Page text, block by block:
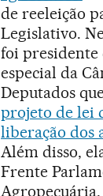
de reeleição
Legislativo.
foi presidente
especial da
Deputados
projeto de lei
liberação dos
Além disso,
Frente
Agropecuária,